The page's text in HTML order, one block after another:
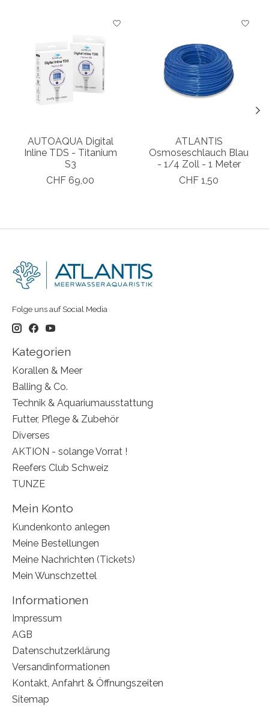
Produkt-Karussell-Artikel
AUTOAQUA Digital
Inline TDS - Titanium
S3
CHF 69,00
ATLANTIS
Osmoseschlauch Blau
- 1/4 Zoll - 1 Meter
CHF 1,50
Folge uns auf Social Media
Kategorien
Korallen & Meer
Balling & Co.
Technik & Aquariumausstattung
Futter, Pflege & Zubehör
Diverses
AKTION - solange Vorrat !
Reefers Club Schweiz
TUNZE
Mein Konto
Kundenkonto anlegen
Meine Bestellungen
Meine Nachrichten (Tickets)
Mein Wunschzettel
Informationen
Impressum
AGB
Datenschutzerklärung
Versandinformationen
Kontakt, Anfahrt & Öffnungszeiten
Sitemap